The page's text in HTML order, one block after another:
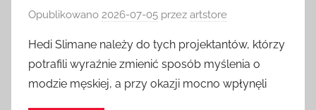
Opublikowano 2026-07-05 przez artstore
Hedi Slimane należy do tych projektantów, którzy
potrafili wyraźnie zmienić sposób myślenia o
modzie męskiej, a przy okazji mocno wpłynęli